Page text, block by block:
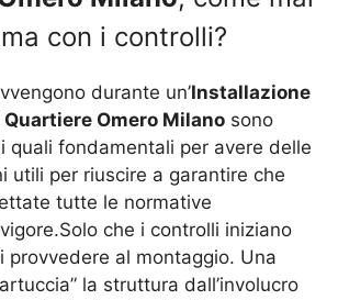
con i controlli?
durante un’Installazione
Omero Milano sono
quali fondamentali per avere delle
utili per riuscire a garantire che
tutte le normative
che i controlli iniziano
provvedere al montaggio. Una
la struttura dall’involucro